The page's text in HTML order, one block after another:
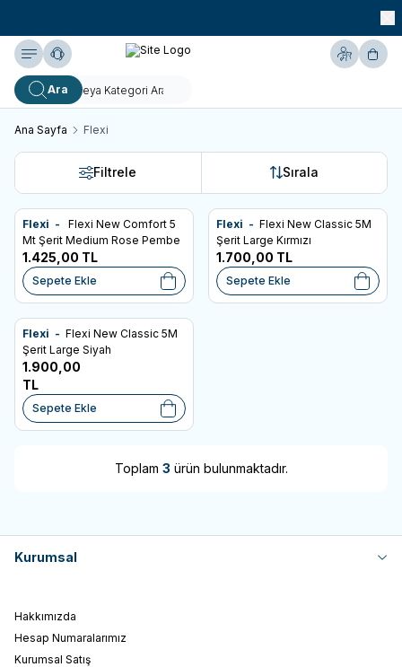
Yardım
Ara
Hesabım
Ana Sayfa Flexi
Filtrele Sırala
Favorilere Ekle
Flexi -
Flexi New Comfort 5
Mt Şerit Medium Rose Pembe
1.425,00 TL
Sepete Ekle
Favorilere Ekle
Flexi - Flexi New Classic 5M
Şerit Large Kırmızı
1.700,00 TL
Sepete Ekle
Favorilere Ekle
Flexi - Flexi New Classic 5M
Şerit Large Siyah
1.900,00
TL
Sepete Ekle
Toplam 3 ürün bulunmaktadır.
Kurumsal
Hakkımızda
Hesap Numaralarımız
Kurumsal Satış